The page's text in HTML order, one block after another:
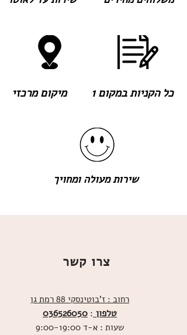
מיקום מרכזי כל הקניות במקום 1
שירות מעולה ומחויך
צרו קשר
רחוב : ז'בוטינסקי 88 רמת גן
טלפון :
036526050
שעות : א-ד 9:00-19:00